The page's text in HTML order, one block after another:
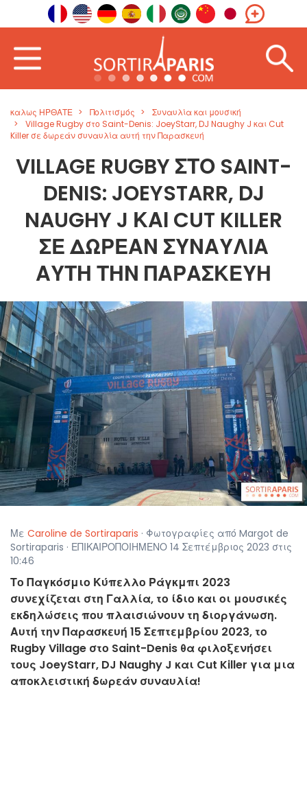
καλως ΗΡΘΑΤΕ Πολιτισμός
Συναυλία και μουσική
Village Rugby στο Saint-Denis: JoeyStarr, DJ Naughy J και Cut
Killer σε δωρεάν συναυλία αυτή την Παρασκευή
VILLAGE RUGBY ΣΤΟ SAINT-
DENIS: JOEYSTARR, DJ
NAUGHY J ΚΑΙ CUT KILLER
ΣΕ ΔΩΡΕΆΝ ΣΥΝΑΥΛΊΑ
ΑΥΤΉ ΤΗΝ ΠΑΡΑΣΚΕΥΉ
Με Caroline de Sortiraparis · Φωτογραφίες από Margot de
Sortiraparis · ΕΠΙΚΑΙΡΟΠΟΙΗΜΕΝΟ 14 Σεπτέμβριος 2023 στις
10:46
Το Παγκόσμιο Κύπελλο Ράγκμπι 2023
συνεχίζεται στη Γαλλία, το ίδιο και οι μουσικές
εκδηλώσεις που πλαισιώνουν τη διοργάνωση.
Αυτή την Παρασκευή 15 Σεπτεμβρίου 2023, το
Rugby Village στο Saint-Denis θα φιλοξενήσει
τους JoeyStarr, DJ Naughy J και Cut Killer για μια
αποκλειστική δωρεάν συναυλία!